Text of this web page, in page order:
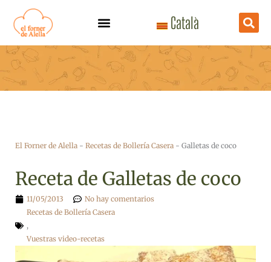
contenido
Català
El Forner de Alella - Recetas de Bollería Casera - Galletas de coco
Receta de Galletas de coco
11/05/2013
No hay comentarios
Recetas de Bollería Casera
,
Vuestras video-recetas